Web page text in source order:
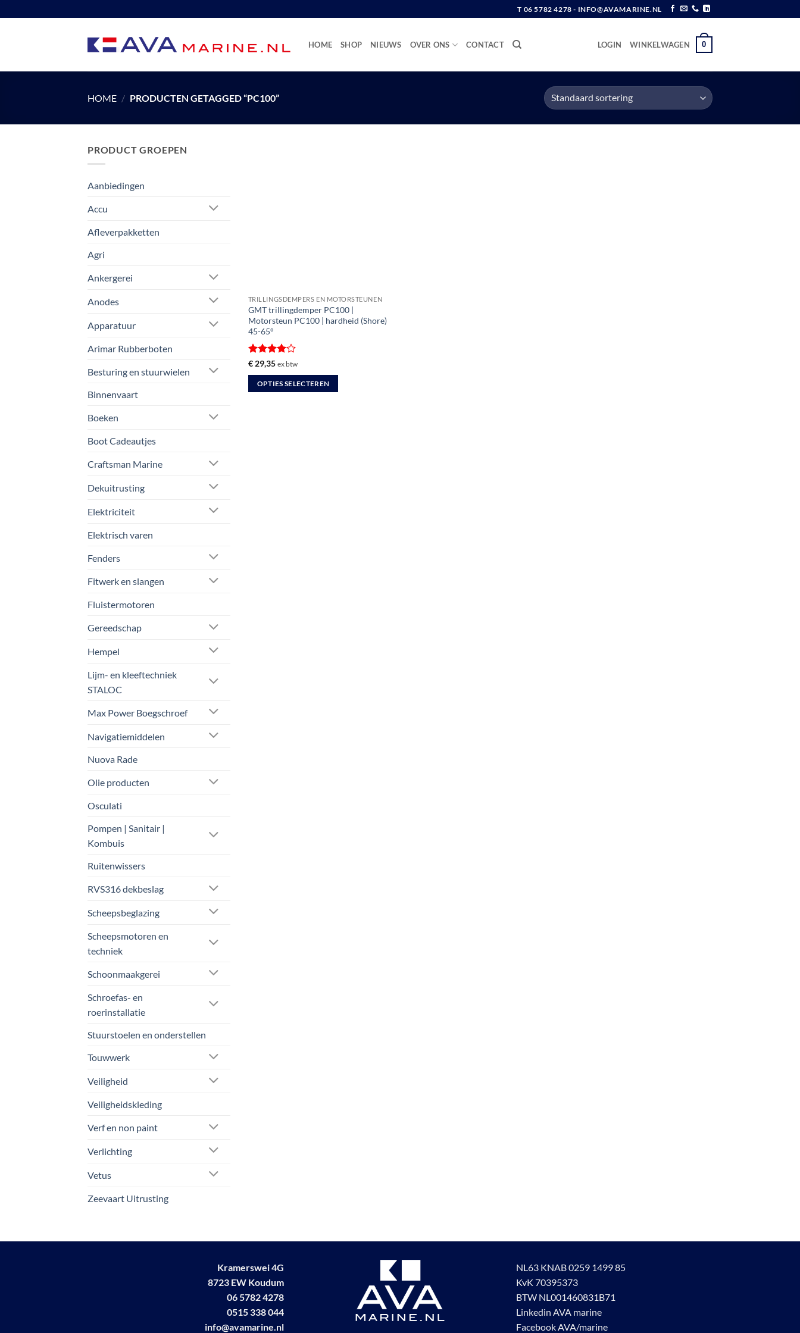
naar
T 06 5782 4278 - INFO@AVAMARINE.NL
HOME SHOP NIEUWS OVER ONS CONTACT LOGIN WINKELWAGEN 0
HOME / PRODUCTEN GETAGGED “PC100”
PRODUCT GROEPEN
Aanbiedingen
Accu
Afleverpakketten
Agri
Ankergerei
Anodes
Apparatuur
Arimar Rubberboten
Besturing en stuurwielen
Binnenvaart
Boeken
Boot Cadeautjes
Craftsman Marine
Dekuitrusting
Elektriciteit
Elektrisch varen
Fenders
Fitwerk en slangen
Fluistermotoren
Gereedschap
Hempel
Lijm- en kleeftechniek
STALOC
Max Power Boegschroef
Navigatiemiddelen
Nuova Rade
Olie producten
Osculati
Pompen | Sanitair |
Kombuis
Ruitenwissers
RVS316 dekbeslag
Scheepsbeglazing
Scheepsmotoren en
techniek
Schoonmaakgerei
Schroefas- en
roerinstallatie
Stuurstoelen en onderstellen
Touwwerk
Veiligheid
Veiligheidskleding
Verf en non paint
Verlichting
Vetus
Zeevaart Uitrusting
TRILLINGSDEMPERS EN MOTORSTEUNEN
GMT trillingdemper PC100 |
Motorsteun PC100 | hardheid (Shore)
45-65°
Gewaardeerd
€29,35 ex btw
OPTIES SELECTEREN
Kramerswei 4G
8723 EW Koudum
06 5782 4278
0515 338 044
info@avamarine.nl
NL63 KNAB 0259 1499 85
KvK 70395373
BTW NL001460831B71
Linkedin AVA marine
Facebook AVA/marine